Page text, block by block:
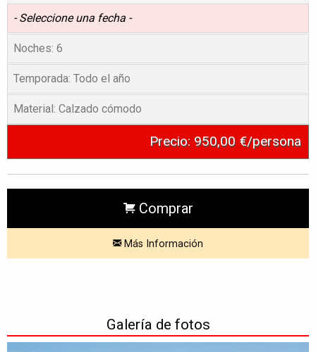
- Seleccione una fecha -
Noches: 6
Temporada: Todo el año
Material: Calzado cómodo
Precio: 950,00 €/persona
Comprar
Más Información
Galería de fotos